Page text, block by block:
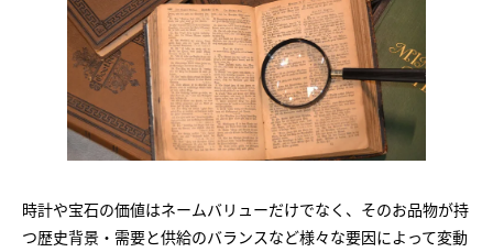
時計や宝石の価値はネームバリューだけでなく、そのお品物が持
つ歴史背景・需要と供給のバランスなど様々な要因によって変動